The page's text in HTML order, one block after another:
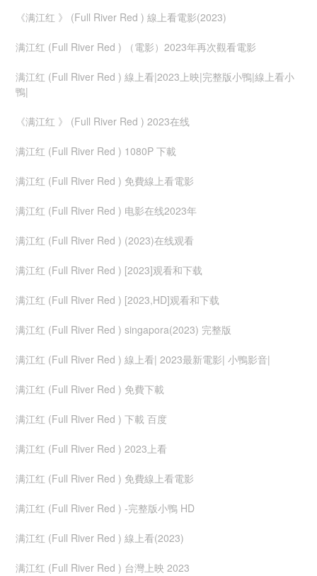
《满江红 》 (Full River Red ) 線上看電影(2023)
满江红 (Full River Red ) （電影）2023年再次觀看電影
满江红 (Full River Red ) 線上看|2023上映|完整版小鴨|線上看小
鴨|
《满江红 》 (Full River Red ) 2023在线
满江红 (Full River Red ) 1080P 下載
满江红 (Full River Red ) 免費線上看電影
满江红 (Full River Red ) 电影在线2023年
满江红 (Full River Red ) (2023)在线观看
满江红 (Full River Red ) [2023]观看和下载
满江红 (Full River Red ) [2023,HD]观看和下载
满江红 (Full River Red ) singapora(2023) 完整版
满江红 (Full River Red ) 線上看| 2023最新電影| 小鴨影音|
满江红 (Full River Red ) 免費下載
满江红 (Full River Red ) 下載 百度
满江红 (Full River Red ) 2023上看
满江红 (Full River Red ) 免費線上看電影
满江红 (Full River Red ) -完整版小鴨 HD
满江红 (Full River Red ) 線上看(2023)
满江红 (Full River Red ) 台灣上映 2023